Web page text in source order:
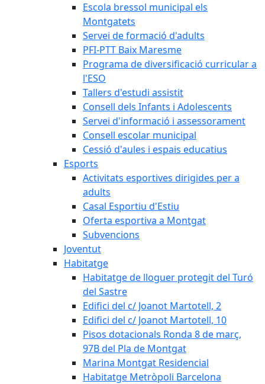
Escola bressol municipal els
Montgatets
Servei de formació d'adults
PFI-PTT Baix Maresme
Programa de diversificació curricular a
l'ESO
Tallers d'estudi assistit
Consell dels Infants i Adolescents
Servei d'informació i assessorament
Consell escolar municipal
Cessió d'aules i espais educatius
Esports
Activitats esportives dirigides per a
adults
Casal Esportiu d'Estiu
Oferta esportiva a Montgat
Subvencions
Joventut
Habitatge
Habitatge de lloguer protegit del Turó
del Sastre
Edifici del c/ Joanot Martotell, 2
Edifici del c/ Joanot Martotell, 10
Pisos dotacionals Ronda 8 de març,
97B del Pla de Montgat
Marina Montgat Residencial
Habitatge Metròpoli Barcelona